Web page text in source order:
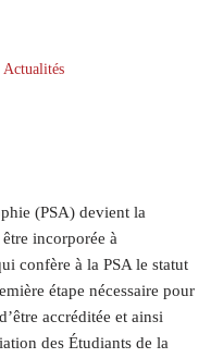
Actualités
(PSA) devient la
incorporée à
confère à la PSA le statut
étape nécessaire pour
accréditée et ainsi
des Étudiants de la